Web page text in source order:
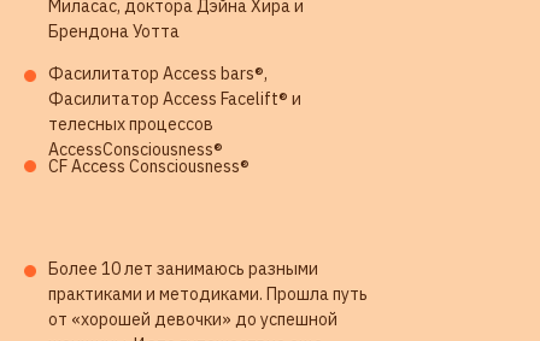
Миласас, доктора Дэйна Хира и
Брендона Уотта
Фасилитатор Access bars®,
Фасилитатор Access Facelift® и
телесных процессов
AccessConsciousness®
CF Access Consciousness®
Более 10 лет занимаюсь разными
практиками и методиками. Прошла путь
от «хорошей девочки» до успешной